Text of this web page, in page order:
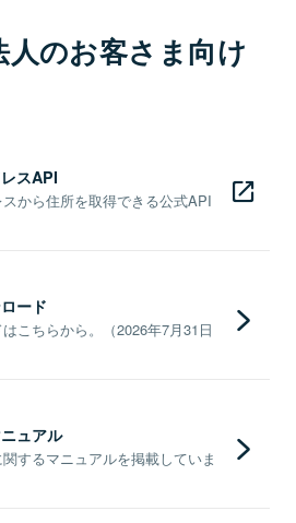
人のお客さま向け
スAPI
から住所を取得できる公式API
ード
こちらから。（2026年7月31日
ュアル
するマニュアルを掲載していま